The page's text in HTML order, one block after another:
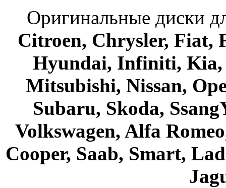
Оригинальные диски
Citroen, Chrysler, Fiat,
Hyundai, Infiniti, Kia,
Mitsubishi, Nissan,
Subaru, Skoda,
Volkswagen, Alfa
Cooper, Saab, Smart,